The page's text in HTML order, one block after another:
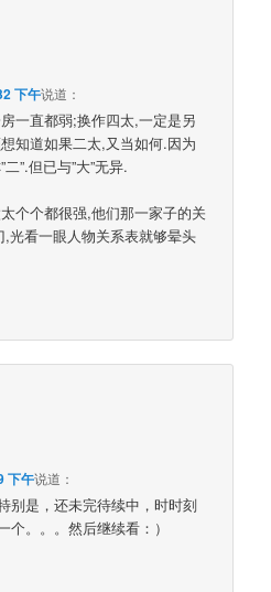
下午说道：
一直都弱;换作四太,一定是另
知道如果二太,又当如何.因为
”.但已与”大”无异.
个个都很强,他们那一家子的关
光看一眼人物关系表就够晕头
下午说道：
别是，还未完待续中，时时刻
。。。然后继续看：）